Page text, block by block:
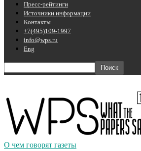
Пресс-рейтинги
Источники информации
Контакты
+7(495)109-1997
info@wps.ru
Eng
О чем говорят газеты